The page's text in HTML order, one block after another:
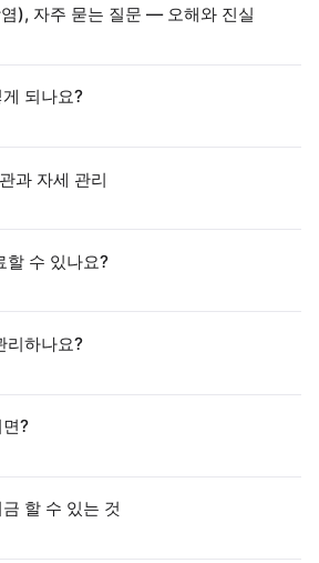
), 자주 묻는 질문 — 오해와 진실
되나요?
과 자세 관리
할 수 있나요?
리하나요?
?
할 수 있는 것